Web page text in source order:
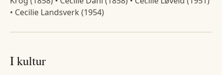
• Cecilie Landsverk (1954)
I kultur